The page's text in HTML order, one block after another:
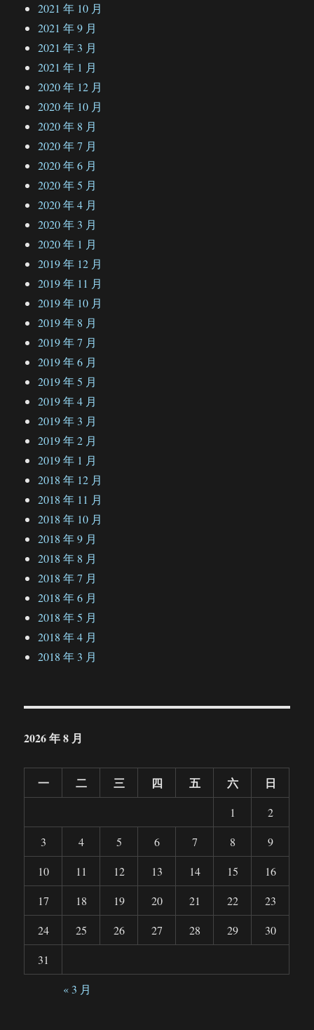
2021 年 10 月
2021 年 9 月
2021 年 3 月
2021 年 1 月
2020 年 12 月
2020 年 10 月
2020 年 8 月
2020 年 7 月
2020 年 6 月
2020 年 5 月
2020 年 4 月
2020 年 3 月
2020 年 1 月
2019 年 12 月
2019 年 11 月
2019 年 10 月
2019 年 8 月
2019 年 7 月
2019 年 6 月
2019 年 5 月
2019 年 4 月
2019 年 3 月
2019 年 2 月
2019 年 1 月
2018 年 12 月
2018 年 11 月
2018 年 10 月
2018 年 9 月
2018 年 8 月
2018 年 7 月
2018 年 6 月
2018 年 5 月
2018 年 4 月
2018 年 3 月
2026 年 8 月
一 二 三 四 五 六 日
1
2
3
4 5 6 7 8
9
10
11 12 13 14 15
16
17
18 19 20 21 22
23
24
25 26 27 28 29
30
31
« 3 月